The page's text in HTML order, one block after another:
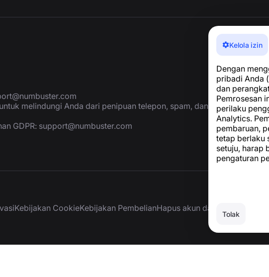
Kelola izin
Dengan
pribadi Anda
dan
Pemrosesan
perilaku
Analytics.
pembaruan,
tetap berlaku
setuju, harap
pengaturan
Tolak
melindungi Anda dari penipuan telepon, spam, dan
GDPR: support@numbuster.com
Kebijakan CookieKebijakan PembelianHapus akun dan data pribadi